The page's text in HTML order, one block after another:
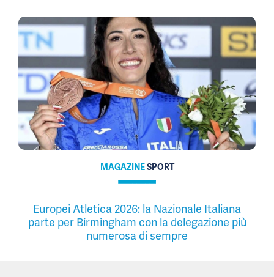
MAGAZINESPORT
Europei Atletica 2026: la Nazionale Italiana
parte per Birmingham con la delegazione più
numerosa di sempre